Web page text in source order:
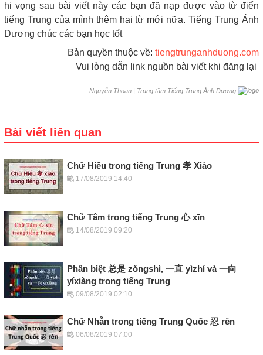
hi vọng sau bài viết này các bạn đã nạp được vào từ điển
tiếng Trung của mình thêm hai từ mới nữa. Tiếng Trung Ánh
Dương chúc các bạn học tốt
Bản quyền thuộc về: tiengtrunganhduong.com
Vui lòng dẫn link nguồn bài viết khi đăng lại
Nguyễn Thoan Trung tâm Tiếng Trung Ánh Dương
Bài viết liên quan
Chữ Hiếu trong tiếng Trung 孝 Xiào
17/08/2019 14:40
Chữ Tâm trong tiếng Trung 心 xīn
14/08/2019 09:20
Phân biệt 总是 zǒngshì, 一直 yìzhí và 一向
yíxiàng trong tiếng Trung
09/08/2019 02:10
Chữ Nhẫn trong tiếng Trung Quốc 忍 rěn
06/08/2019 07:00